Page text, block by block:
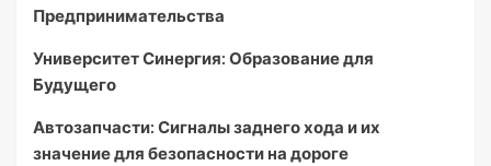
Предпринимательства
Университет Синергия: Образование для
Будущего
Автозапчасти: Сигналы заднего хода и их
значение для безопасности на дороге